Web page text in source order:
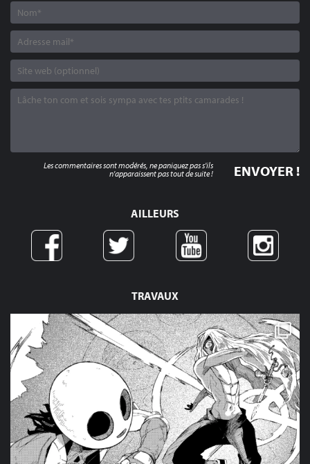
TRAVAUX
Les commentaires sont modérés, ne paniquez pas s'ils
n'apparaissent pas tout de suite !
AILLEURS